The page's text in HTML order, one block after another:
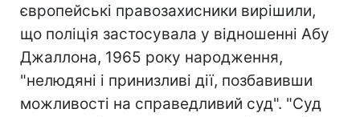
європейські правозахисники вирішили,
що поліція застосувала у відношенні Абу
Джаллона, 1965 року народження,
"нелюдяні і принизливі дії, позбавивши
можливості на справедливий суд". "Суд